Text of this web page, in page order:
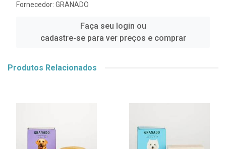
Fornecedor: GRANADO
Faça seu login ou
cadastre-se para ver preços e comprar
Produtos Relacionados